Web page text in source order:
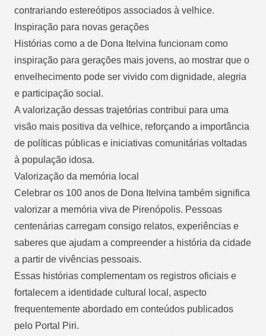
contrariando estereótipos associados à velhice.
Inspiração para novas gerações
Histórias como a de Dona Itelvina funcionam como
inspiração para gerações mais jovens, ao mostrar que o
envelhecimento pode ser vivido com dignidade, alegria
e participação social.
A valorização dessas trajetórias contribui para uma
visão mais positiva da velhice, reforçando a importância
de políticas públicas e iniciativas comunitárias voltadas
à população idosa.
Valorização da memória local
Celebrar os 100 anos de Dona Itelvina também significa
valorizar a memória viva de Pirenópolis. Pessoas
centenárias carregam consigo relatos, experiências e
saberes que ajudam a compreender a história da cidade
a partir de vivências pessoais.
Essas histórias complementam os registros oficiais e
fortalecem a identidade cultural local, aspecto
frequentemente abordado em conteúdos publicados
pelo Portal Piri.